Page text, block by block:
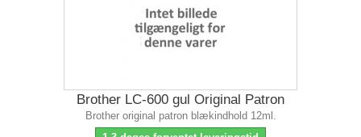
Brother LC-600 gul Original Patron
Brother original patron blækindhold 12ml.